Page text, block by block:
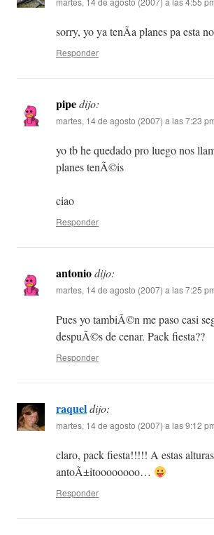
sorry, yo ya tenÃ­a planes pa esta
Responder
pipedijo:
martes, 14 de agosto (2007) a las 7:23
yo tb he quedado pro luego nos
planes tenÃ©is
ciao
Responder
antoniodijo:
martes, 14 de agosto (2007) a las 7:25
Pues yo tambiÃ©n me paso casi
despuÃ©s de cenar. Pack fiesta??
Responder
raqueldijo:
martes, 14 de agosto (2007) a las 9:12
claro, pack fiesta!!!!! A estas
antoÃ±itoooooooo…
Responder